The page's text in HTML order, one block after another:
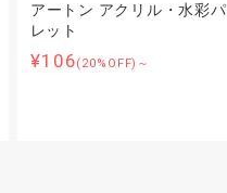
アートン アクリル・水彩パ
レット
¥106(20%OFF)～